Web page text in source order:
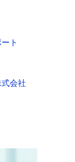
ト
会社